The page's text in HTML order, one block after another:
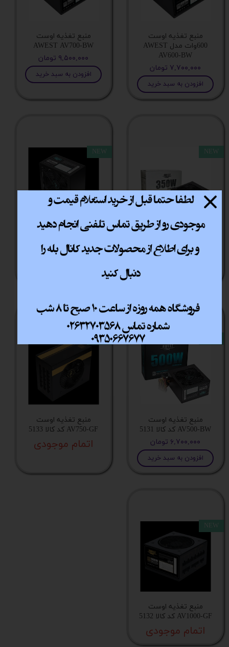
منبع تغذیه اوست
600وات مدل AWEST
AV600-BW
۷,۷۰۰,۰۰۰ تومان
افزودن به سبد خرید
منبع تغذیه اوست
AWEST AV700-BW
۹,۵۰۰,۰۰۰ تومان
افزودن به سبد خرید
منبع تغذیه اوست
AV350-BW کد کالا 5135
۵,۱۰۰,۰۰۰ تومان
NEW
منبع تغذیه اوست
AV400-BW کد کالا 5134
۶,۰۰۰,۰۰۰ تومان
NEW
منبع تغذیه اوست
AV500-BW کد کالا 5131
۶,۷۰۰,۰۰۰ تومان
افزودن به سبد خرید
منبع تغذیه اوست
AV750-GF کد کالا 5133
اتمام موجودی
NEW
منبع تغذیه اوست
AV1000-GF کد کالا 5132
اتمام موجودی
NEW